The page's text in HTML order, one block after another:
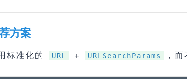
方案
标准化的 URL + URLSearchParams ，